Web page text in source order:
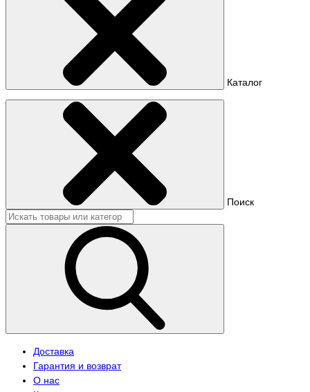
Каталог
Поиск
Доставка
Гарантия и возврат
О нас